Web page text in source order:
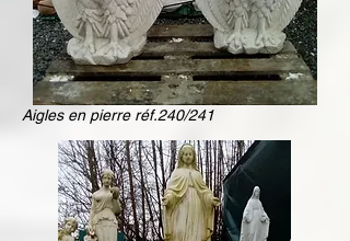
Aigles en pierre réf.240/241